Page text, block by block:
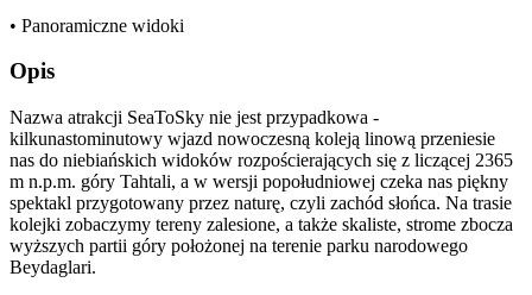
• Panoramiczne widoki
Opis
Nazwa atrakcji SeaToSky nie jest przypadkowa -
kilkunastominutowy wjazd nowoczesną koleją linową przeniesie
nas do niebiańskich widoków rozpościerających się z liczącej 2365
m n.p.m. góry Tahtali, a w wersji popołudniowej czeka nas piękny
spektakl przygotowany przez naturę, czyli zachód słońca. Na trasie
kolejki zobaczymy tereny zalesione, a także skaliste, strome zbocza
wyższych partii góry położonej na terenie parku narodowego
Beydaglari.